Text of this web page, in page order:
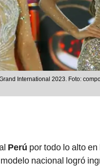
International 2023. Foto:
Perú por todo lo alto
nacional logró